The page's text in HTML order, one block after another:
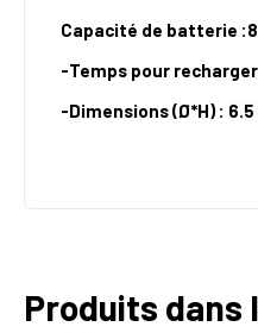
Capacité de batterie :
-Temps pour
-Dimensions (Ø*H) : 6.5
Produits dans